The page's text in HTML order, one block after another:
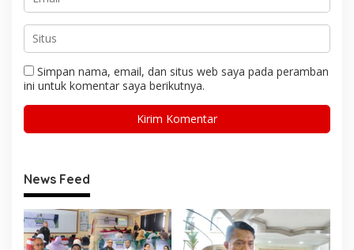
Simpan nama, email, dan situs web saya pada peramban
ini untuk komentar saya berikutnya.
News Feed